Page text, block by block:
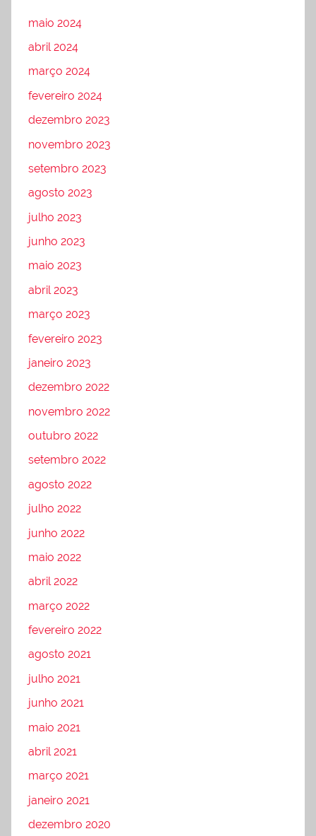
maio 2024
abril 2024
março 2024
fevereiro 2024
dezembro 2023
novembro 2023
setembro 2023
agosto 2023
julho 2023
junho 2023
maio 2023
abril 2023
março 2023
fevereiro 2023
janeiro 2023
dezembro 2022
novembro 2022
outubro 2022
setembro 2022
agosto 2022
julho 2022
junho 2022
maio 2022
abril 2022
março 2022
fevereiro 2022
agosto 2021
julho 2021
junho 2021
maio 2021
abril 2021
março 2021
janeiro 2021
dezembro 2020